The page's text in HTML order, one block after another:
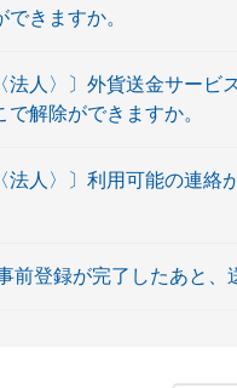
きますか。
法人〉〕外貨送金サー
解除ができますか。
法人〉〕利用可能の連
前登録が完了したあと